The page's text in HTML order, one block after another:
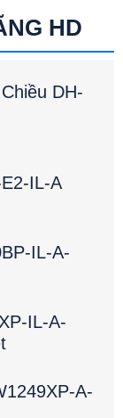
HD
DH-
IL-A
IL-A-
IL-A-
A-